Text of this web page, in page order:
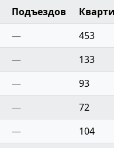
Подъездов
—
453
—
133
—
93
—
72
—
104